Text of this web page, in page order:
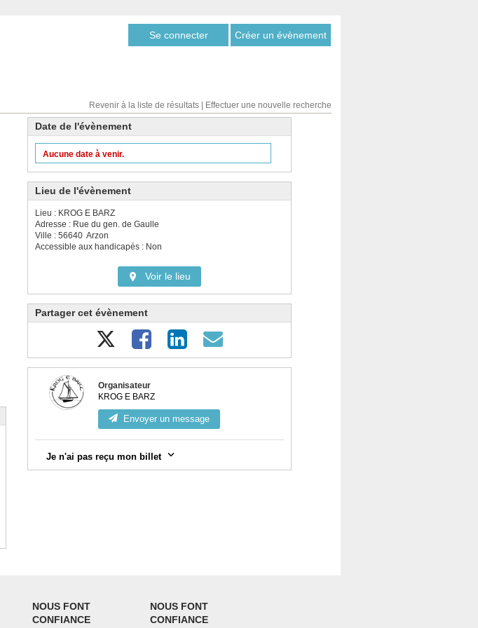
Se connecter Créer un évènement
Revenir à la liste de résultats Effectuer une nouvelle recherche
Date de l'évènement
Aucune date à venir.
Lieu de l'évènement
Lieu : KROG E BARZ
Adresse : Rue du gen. de Gaulle
Ville : 56640 Arzon
Accessible aux handicapés : Non
Voir le lieu
Partager cet évènement
Organisateur
KROG E BARZ
Envoyer un message
Je n'ai pas reçu mon billet
NOUS FONT
CONFIANCE
NOUS FONT
CONFIANCE